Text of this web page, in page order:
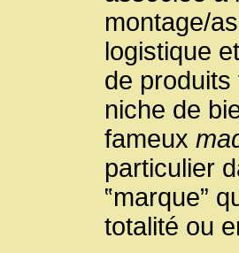
montage/
logistique
de
niche de
fameux
particulier
‟marque”
totalité ou